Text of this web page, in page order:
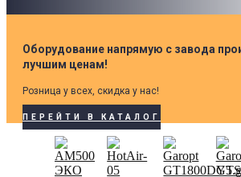
Оборудование напрямую с завода
лучшим ценам!
Розница у всех, скидка у нас!
ПЕРЕЙТИ В КАТАЛОГ